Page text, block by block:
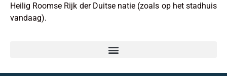
Heilig Roomse Rijk der Duitse natie (zoals op het stadhuis
vandaag).